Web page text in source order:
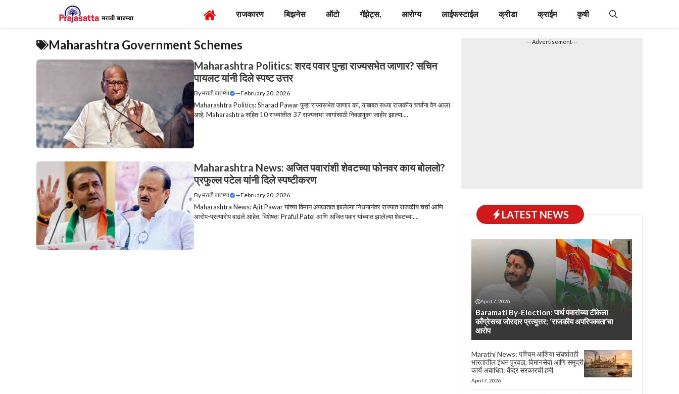
content
राजकारण बिझनेस ऑटो गॅझेट्स, आरोग्य लाईफस्टाईल क्रीडा क्राईम कृषी
Maharashtra Government Schemes
Maharashtra Politics: शरद पवार पुन्हा राज्यसभेत जाणार? सचिन
पायलट यांनी दिले स्पष्ट उत्तर
Byमराठी बातम्या —February 20, 2026
Maharashtra Politics: Sharad Pawar पुन्हा राज्यसभेत जाणार का, याबाबत सध्या राजकीय चर्चांना वेग आला
आहे. Maharashtra सहित 10 राज्यांतील 37 राज्यसभा जागांसाठी निवडणुका जाहीर झाल्या....
Maharashtra News: अजित पवारांशी शेवटच्या फोनवर काय बोललो?
प्रफुल्ल पटेल यांनी दिले स्पष्टीकरण
Byमराठी बातम्या —February 20, 2026
Maharashtra News: Ajit Pawar यांच्या विमान अपघातात झालेल्या निधनानंतर राज्यात राजकीय चर्चा आणि
आरोप-प्रत्यारोप वाढले आहेत. विशेषतः Praful Patel आणि अजित पवार यांच्यात झालेल्या शेवटच्या....
---Advertisement---
LATEST NEWS
April 7, 2026
Baramati By-Election: पार्थ पवारांच्या टीकेला
काँग्रेसचा जोरदार प्रत्युत्तर; ‘राजकीय अपरिपक्वता’चा
आरोप
Marathi News: पश्चिम आशिया संघर्षातही
भारतातील इंधन पुरवठा, विमानसेवा आणि समुद्री
कार्ये अबाधित: केंद्र सरकारची हमी
April 7, 2026